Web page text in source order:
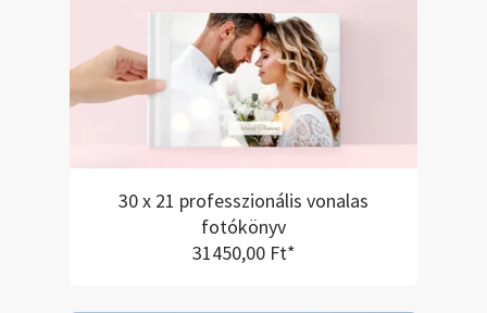
30 x 21 professzionális vonalas
fotókönyv
31450,00 Ft*